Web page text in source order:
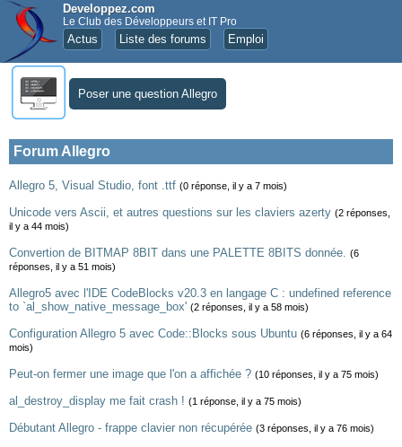
Developpez.com
Le Club des Développeurs et IT Pro
Actus Liste des forums Emploi
Poser une question Allegro
Forum Allegro
Allegro 5, Visual Studio, font .ttf (0 réponse, il y a 7 mois)
Unicode vers Ascii, et autres questions sur les claviers azerty (2 réponses,
il y a 44 mois)
Convertion de BITMAP 8BIT dans une PALETTE 8BITS donnée. (6
réponses, il y a 51 mois)
Allegro5 avec l'IDE CodeBlocks v20.3 en langage C : undefined reference
to `al_show_native_message_box' (2 réponses, il y a 58 mois)
Configuration Allegro 5 avec Code::Blocks sous Ubuntu (6 réponses, il y a 64
mois)
Peut-on fermer une image que l'on a affichée ? (10 réponses, il y a 75 mois)
al_destroy_display me fait crash ! (1 réponse, il y a 75 mois)
Débutant Allegro - frappe clavier non récupérée (3 réponses, il y a 76 mois)